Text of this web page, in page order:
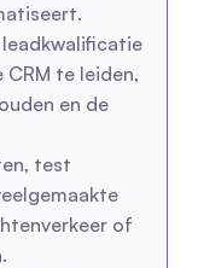
te leiden,
en de
test
of